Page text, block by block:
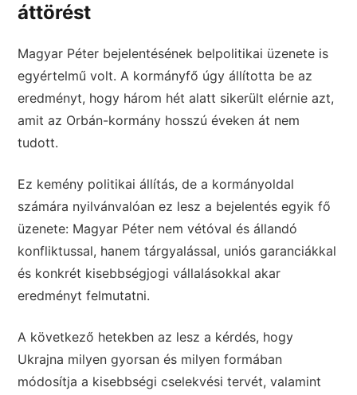
áttörést
Magyar Péter bejelentésének belpolitikai üzenete is
egyértelmű volt. A kormányfő úgy állította be az
eredményt, hogy három hét alatt sikerült elérnie azt,
amit az Orbán-kormány hosszú éveken át nem
tudott.
Ez kemény politikai állítás, de a kormányoldal
számára nyilvánvalóan ez lesz a bejelentés egyik fő
üzenete: Magyar Péter nem vétóval és állandó
konfliktussal, hanem tárgyalással, uniós garanciákkal
és konkrét kisebbségjogi vállalásokkal akar
eredményt felmutatni.
A következő hetekben az lesz a kérdés, hogy
Ukrajna milyen gyorsan és milyen formában
módosítja a kisebbségi cselekvési tervét, valamint